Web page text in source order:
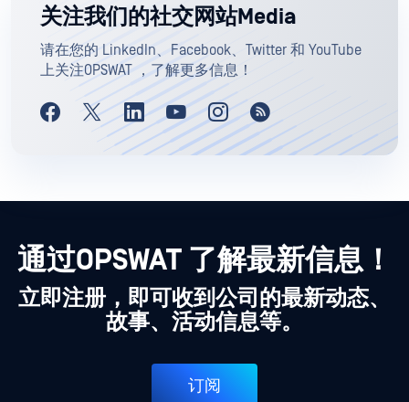
关注我们的社交网站Media
请在您的 LinkedIn、Facebook、Twitter 和 YouTube
上关注OPSWAT ，了解更多信息！
通过OPSWAT 了解最新信息！
立即注册，即可收到公司的最新动态、
故事、活动信息等。
订阅